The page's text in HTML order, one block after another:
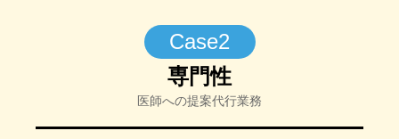
Case2
専門性
医師への提案代行業務